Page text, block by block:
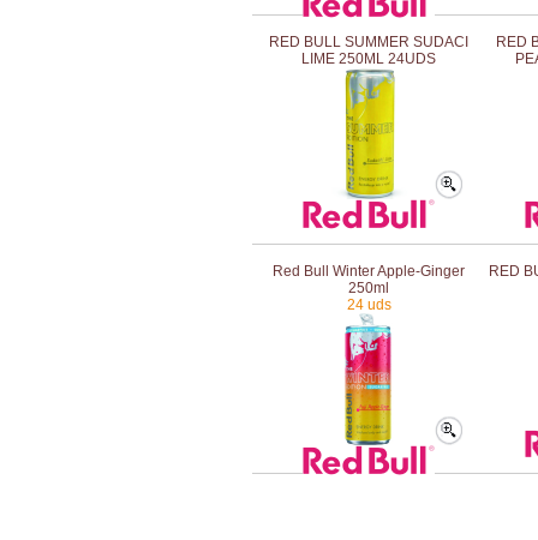
RED BULL SUMMER SUDACI
LIME 250ML 24UDS
RED
Red Bull Winter Apple-Ginger
250ml
24 uds
RED